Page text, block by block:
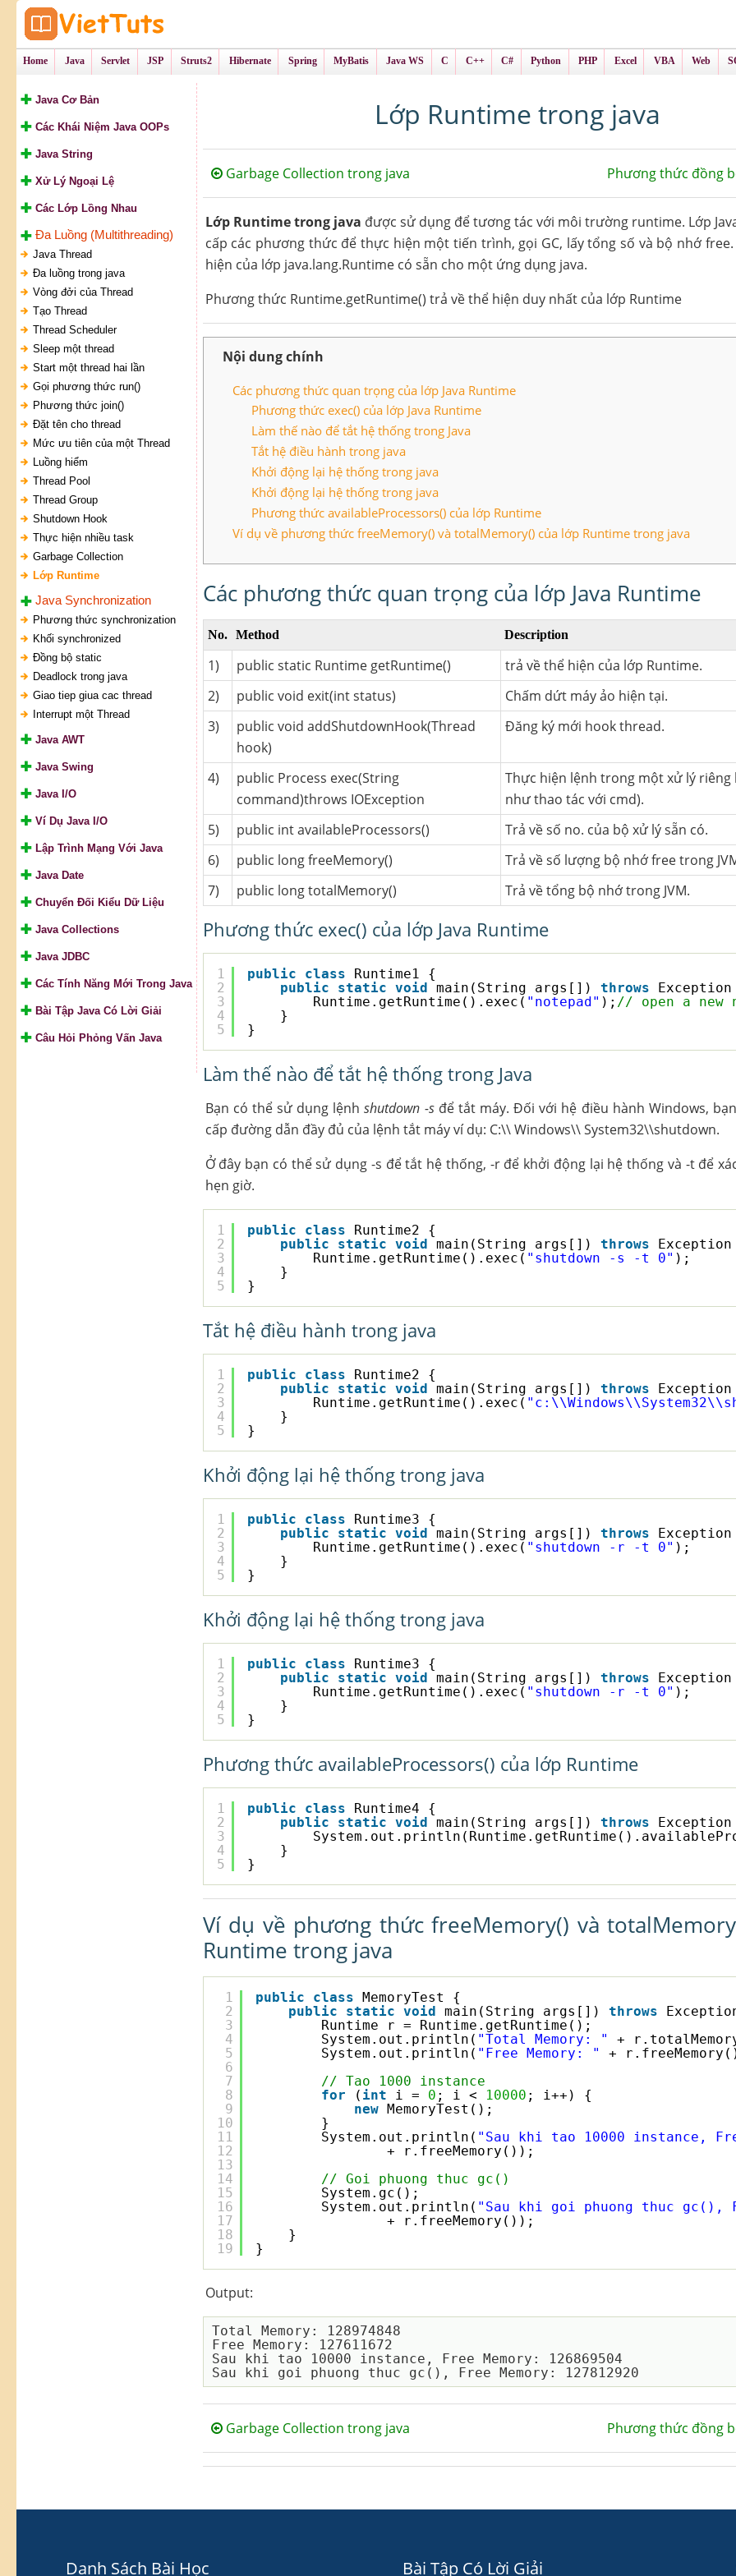
Home Java Servlet JSP Struts2 Hibernate Spring MyBatis Java WS C C++ C# Python PHP Excel VBA Web
Java Cơ Bản
Các Khái Niệm Java OOPs
Java String
Xử Lý Ngoại Lệ
Các Lớp Lồng Nhau
Đa Luồng (Multithreading)
Java Thread
Đa luồng trong java
Vòng đởi của Thread
Tạo Thread
Thread Scheduler
Sleep một thread
Start một thread hai lần
Gọi phương thức run()
Phương thức join()
Đặt tên cho thread
Mức ưu tiên của một Thread
Luồng hiểm
Thread Pool
Thread Group
Shutdown Hook
Thực hiện nhiều task
Garbage Collection
Lớp Runtime
Java Synchronization
Phương thức synchronization
Khối synchronized
Đồng bộ static
Deadlock trong java
Giao tiep giua cac thread
Interrupt một Thread
Java AWT
Java Swing
Java I/O
Ví Dụ Java I/O
Lập Trình Mạng Với Java
Java Date
Chuyển Đối Kiểu Dữ Liệu
Java Collections
Java JDBC
Các Tính Năng Mới Trong Java
Bài Tập Java Có Lời Giải
Câu Hỏi Phỏng Vấn Java
Lớp Runtime trong java
Garbage Collection trong java Phương thức đồng
Lớp Runtime trong java được sử dụng để tương tác với môi trường runtime. Lớp
cấp các phương thức để thực hiện một tiến trình, gọi GC, lấy tổng số và bộ nhớ
hiện của lớp java.lang.Runtime có sẵn cho một ứng dụng java.
Phương thức Runtime.getRuntime() trả về thể hiện duy nhất của lớp Runtime
Nội dung chính
Các phương thức quan trọng của lớp Java Runtime
Phương thức exec() của lớp Java Runtime
Làm thế nào để tắt hệ thống trong Java
Tắt hệ điều hành trong java
Khởi động lại hệ thống trong java
Khởi động lại hệ thống trong java
Phương thức availableProcessors() của lớp Runtime
Ví dụ về phương thức freeMemory() và totalMemory() của lớp Runtime trong java
Các phương thức quan trọng của lớp Java Runtime
No. Method Description
1) public static Runtime getRuntime()
trả về thể hiện của lớp Runtime.
2)
public void exit(int status)
Chấm dứt máy ảo hiện tại.
3)
public void addShutdownHook(Thread
hook)
Đăng ký mới hook thread.
4)
public Process exec(String
command)throws IOException
Thực hiện lệnh trong một xử lý riêng
như thao tác với cmd).
5)
public int availableProcessors()
Trả về số no. của bộ xử lý sẵn có.
6)
public long freeMemory()
Trả về số lượng bộ nhớ free trong
7)
public long totalMemory() Trả về tổng bộ nhớ trong JVM.
Phương thức exec() của lớp Java Runtime
1
2
3
4
5
public class
Runtime1 {
public
static void main(String args[]) throws
Runtime.getRuntime().exec( "notepad" ); // open a new
}
}
Làm thế nào để tắt hệ thống trong Java
Bạn có thể sử dụng lệnhshutdown -sđể tắt máy. Đối với hệ điều hành Windows,
cấp đường dẫn đầy đủ của lệnh tắt máy ví dụ: C:\\ Windows\\ System32\\shutdown.
Ở đây bạn có thể sử dụng -s để tắt hệ thống, -r để khởi động lại hệ thống và -t để
hẹn giờ.
1
2
3
4
5
public class
Runtime2 {
public
static void main(String args[]) throws
Runtime.getRuntime().exec( "shutdown -s -t 0" );
}
}
Tắt hệ điều hành trong java
1
2
3
4
5
public class
Runtime2 {
public
static void main(String args[]) throws
Runtime.getRuntime().exec(
}
}
Khởi động lại hệ thống trong java
1
2
3
4
5
public class
Runtime3 {
public
static void main(String args[]) throws
Runtime.getRuntime().exec( "shutdown -r -t 0" );
}
}
Khởi động lại hệ thống trong java
1
2
3
4
5
public class
Runtime3 {
public
static void main(String args[]) throws
Runtime.getRuntime().exec( "shutdown -r -t 0" );
}
}
Phương thức availableProcessors() của lớp Runtime
1
2
3
4
5
public class
Runtime4 {
public
static void main(String args[]) throws
}
}
Ví dụ về phương thức freeMemory() và
Runtime trong java
1
2
3
4
5
6
7
8
9
10
11
12
13
14
15
16
17
18
19
public class MemoryTest {
public
static void main(String args[]) throws
Runtime r = Runtime.getRuntime();
System.out.println( "Total Memory: "
+
System.out.println( "Free Memory: "
+
// Tao 1000 instance
for
( int i = 0 ; i < 10000 ; i++) {
new MemoryTest();
}
System.out.println( "Sau khi tao 10000 instance,
+ r.freeMemory());
// Goi phuong thuc gc()
System.gc();
System.out.println( "Sau khi goi phuong thuc gc(),
+ r.freeMemory());
}
}
Output:
Total Memory: 128974848
Free Memory: 127611672
Sau khi tao 10000 instance, Free Memory: 126869504
Garbage Collection trong java Phương thức đồng
Danh Sách Bài Học Bài Tập Có Lời Giải